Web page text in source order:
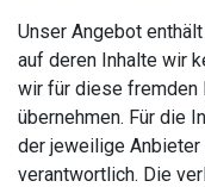
Unser Angebot
auf deren Inhalte wir
wir für diese fremden
übernehmen. Für die
der jeweilige
verantwortlich. Die